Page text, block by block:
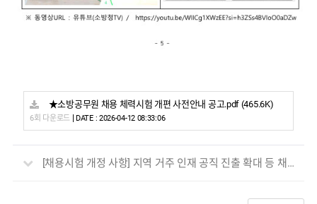
★소방공무원 채용 체력시험 개편 사전안내 공고.pdf (465.6K)
6회 다운로드 |DATE : 2026-04-12 08:33:06
[채용시험 개정 사항] 지역 거주 인재 공직 진출 확대 등 채용제도 개선(26.3.23.)